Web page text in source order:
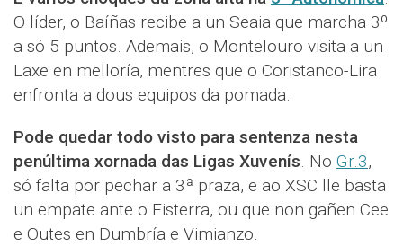
O líder, o Baíñas recibe a un Seaia que marcha 3º
a só 5 puntos. Ademais, o Montelouro visita a un
Laxe en melloría, mentres que o Coristanco-Lira
enfronta a dous equipos da pomada.
Pode quedar todo visto para sentenza nesta
penúltima xornada das Ligas Xuvenís. No Gr.3,
só falta por pechar a 3ª praza, e ao XSC lle basta
un empate ante o Fisterra, ou que non gañen Cee
e Outes en Dumbría e Vimianzo.